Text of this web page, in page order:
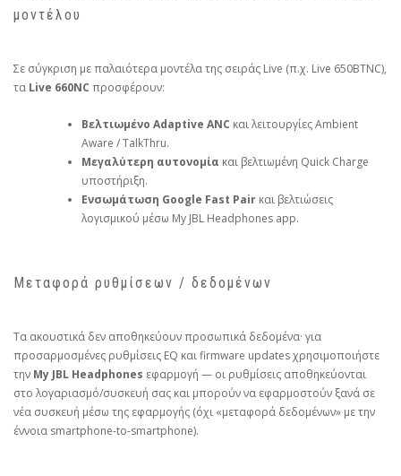
μοντέλου
Σε σύγκριση με παλαιότερα μοντέλα της σειράς Live (π.χ. Live 650BTNC),
τα Live 660NC προσφέρουν:
Βελτιωμένο Adaptive ANC και λειτουργίες Ambient
Aware / TalkThru.
Μεγαλύτερη αυτονομία και βελτιωμένη Quick Charge
υποστήριξη.
Ενσωμάτωση Google Fast Pair και βελτιώσεις
λογισμικού μέσω My JBL Headphones app.
Μεταφορά ρυθμίσεων / δεδομένων
Τα ακουστικά δεν αποθηκεύουν προσωπικά δεδομένα· για
προσαρμοσμένες ρυθμίσεις EQ και firmware updates χρησιμοποιήστε
την My JBL Headphones εφαρμογή — οι ρυθμίσεις αποθηκεύονται
στο λογαριασμό/συσκευή σας και μπορούν να εφαρμοστούν ξανά σε
νέα συσκευή μέσω της εφαρμογής (όχι «μεταφορά δεδομένων» με την
έννοια smartphone‑to‑smartphone).